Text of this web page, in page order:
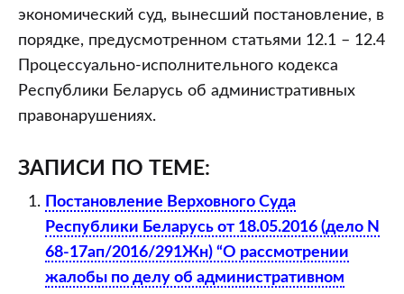
экономический суд, вынесший постановление, в
порядке, предусмотренном статьями 12.1 – 12.4
Процессуально-исполнительного кодекса
Республики Беларусь об административных
правонарушениях.
ЗАПИСИ ПО ТЕМЕ:
Постановление Верховного Суда
Республики Беларусь от 18.05.2016 (дело N
68-17ап/2016/291Жн) “О рассмотрении
жалобы по делу об административном